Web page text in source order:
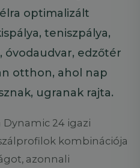
optimalizált
teniszpálya,
óvodaudvar, edzőtér
otthon, ahol nap
ugranak rajta.
Dynamic 24 igazi
kombinációja
azonnali